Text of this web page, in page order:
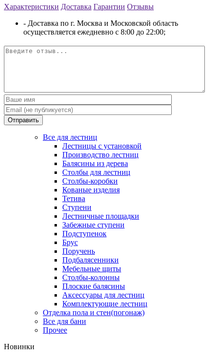
Характеристики Доставка Гарантии Отзывы
- Доставка по г. Москва и Московской область
осуществляется ежедневно с 8:00 до 22:00;
Отправить
Все для лестниц
Лестницы с установкой
Производство лестниц
Балясины из дерева
Столбы для лестниц
Столбы-коробки
Кованые изделия
Тетива
Ступени
Лестничные площадки
Забежные ступени
Подступенок
Брус
Поручень
Подбалясенники
Мебельные щиты
Столбы-колонны
Плоские балясины
Аксессуары для лестниц
Комплектующие лестниц
Отделка пола и стен(погонаж)
Все для бани
Прочее
Новинки